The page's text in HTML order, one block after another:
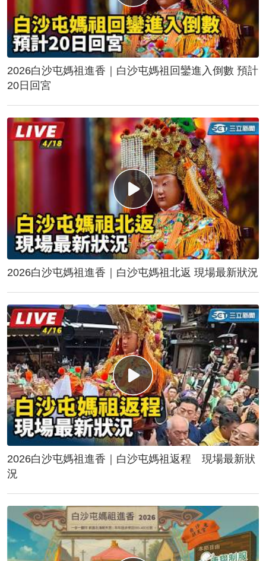
2026白沙屯媽祖進香｜白沙屯媽祖回鑾進入倒數 預計
20日回宮
2026白沙屯媽祖進香｜白沙屯媽祖北返 現場最新狀況
2026白沙屯媽祖進香｜白沙屯媽祖返程 現場最新狀
況